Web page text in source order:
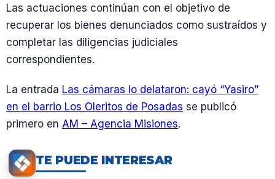
Las actuaciones continúan con el objetivo de
recuperar los bienes denunciados como sustraídos y
completar las diligencias judiciales
correspondientes.
La entrada Las cámaras lo delataron: cayó “Yasiro”
en el barrio Los Oleritos de Posadas se publicó
primero en AM – Agencia Misiones.
TE PUEDE INTERESAR